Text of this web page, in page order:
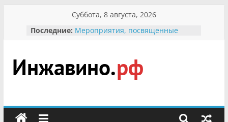
содержимому
Суббота, 8 августа, 2026
Последние: Мероприятия, посвященные
гражданин Инжавинского округа»
участнице Великой
Отечественной, фронтовичке
Безопасность в сети Интернет
Инжавино.рф
сельский
портал